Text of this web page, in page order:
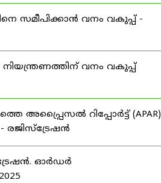
സമീപിക്കാൻ വനം വകുപ്പ് -
വനം വകുപ്പ്
അപ്പ്രൈസൽ റിപ്പോർട്ട് (APAR)
രജിസ്ട്രേഷൻ
ഓർഡർ